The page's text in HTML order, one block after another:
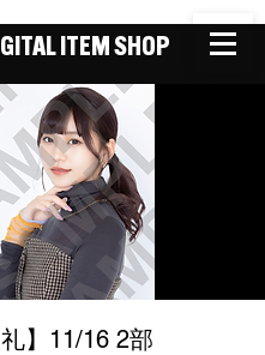
ITEM SHOP
礼】11/16 2部